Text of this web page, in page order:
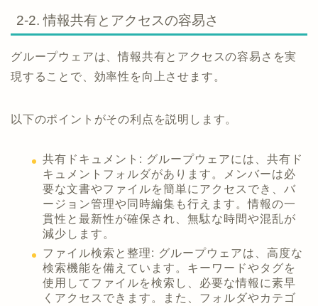
2-2. 情報共有とアクセスの容易さ
グループウェアは、情報共有とアクセスの容易さを実
現することで、効率性を向上させます。
以下のポイントがその利点を説明します。
共有ドキュメント: グループウェアには、共有ド
キュメントフォルダがあります。メンバーは必
要な文書やファイルを簡単にアクセスでき、バ
ージョン管理や同時編集も行えます。情報の一
貫性と最新性が確保され、無駄な時間や混乱が
減少します。
ファイル検索と整理: グループウェアは、高度な
検索機能を備えています。キーワードやタグを
使用してファイルを検索し、必要な情報に素早
くアクセスできます。また、フォルダやカテゴ